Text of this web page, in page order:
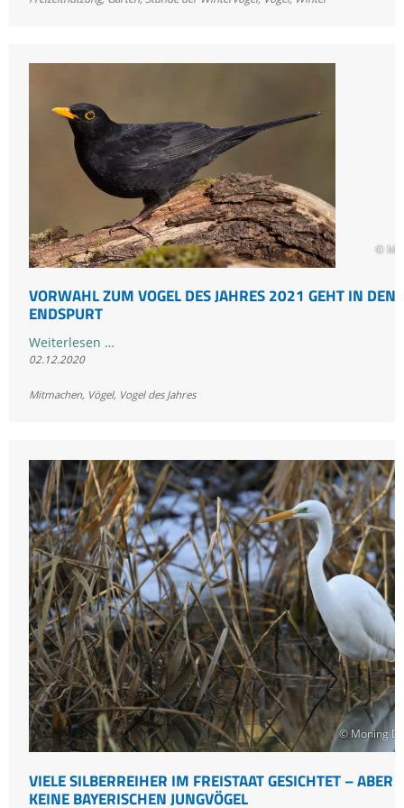
©
VORWAHL ZUM VOGEL DES JAHRES 2021 GEHT IN DEN
ENDSPURT
Weiterlesen …Vorwahl
des
geht
in
den
Endspurt
02.12.2020
Mitmachen, Vögel, Vogel des Jahres
© Moning
VIELE SILBERREIHER IM FREISTAAT GESICHTET – ABER
KEINE BAYERISCHEN JUNGVÖGEL